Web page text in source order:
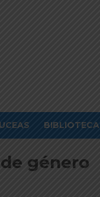
UCEAS BIBLIOTECA
género